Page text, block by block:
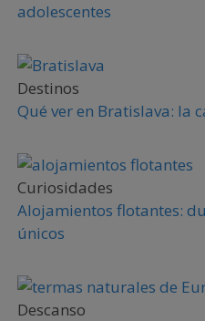
adolescentes
Destinos
Qué ver en Bratislava: la
Curiosidades
Alojamientos flotantes:
únicos
Descanso